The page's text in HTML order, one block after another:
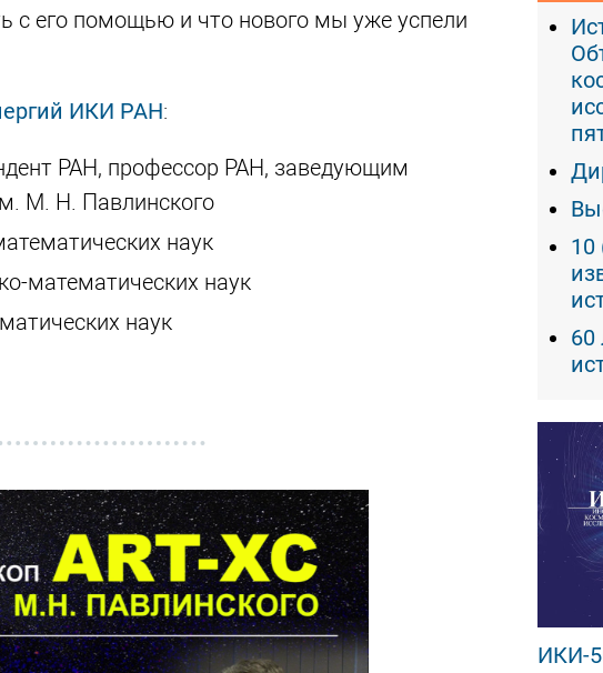
с его помощью и что нового мы уже успели
ИКИ РАН:
РАН, профессор РАН, заведующим
М. Н. Павлинского
наук
математических наук
наук
10
60
ИКИ-